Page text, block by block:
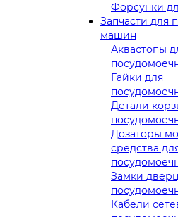
Форсунки
Запчасти для
машин
Аквастопы
Гайки для
Детали
Дозаторы
средства
Замки
Кабели